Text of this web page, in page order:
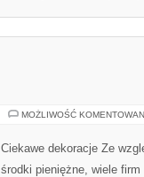
MOŻLIWOŚĆ
Ciekawe dekoracje Ze
środki pieniężne, wiele